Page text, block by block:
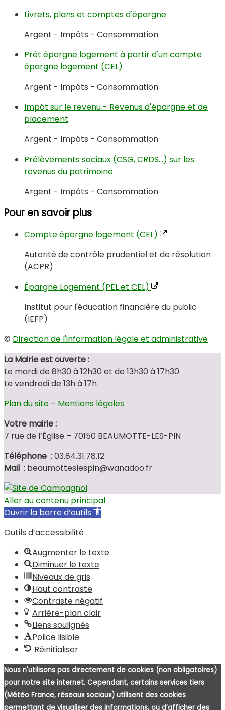
Livrets, plans et comptes d'épargne
Argent - Impôts - Consommation
Prêt épargne logement à partir d'un compte
épargne logement (CEL)
Argent - Impôts - Consommation
Impôt sur le revenu - Revenus d'épargne et de
placement
Argent - Impôts - Consommation
Prélèvements sociaux (CSG, CRDS...) sur les
revenus du patrimoine
Argent - Impôts - Consommation
Pour en savoir plus
Compte épargne logement (CEL)
Autorité de contrôle prudentiel et de résolution
(ACPR)
Épargne Logement (PEL et CEL)
Institut pour l'éducation financière du public
(IEFP)
© Direction de l'information légale et administrative
La Mairie est ouverte :
Le mardi de 8h30 à 12h30 et de 13h30 à 17h30
Le vendredi de 13h à 17h
Plan du site – Mentions légales
Votre mairie :
7 rue de l’Église – 70150 BEAUMOTTE-LES-PIN
Téléphone : 03.84.31.78.12
Mail : beaumotteslespin@wanadoo.fr
Aller au contenu principal
Ouvrir la barre d’outils
Outils d’accessibilité
Augmenter le texte
Diminuer le texte
Niveaux de gris
Haut contraste
Contraste négatif
Arrière-plan clair
Liens soulignés
Police lisible
Réinitialiser
Nous n'utilisons pas directement de cookies (non obligatoires)
pour notre site internet. Cependant, certains services tiers
(Météo France, réseaux sociaux) utilisent des cookies
permettant de visualiser des informations, ou d’afficher des